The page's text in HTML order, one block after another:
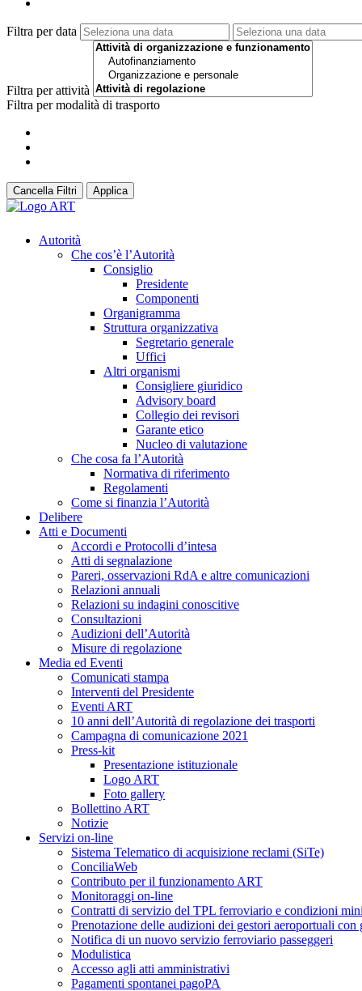
Filtra per data
Filtra per attività
Filtra per modalità di trasporto
Cancella Filtri Applica
Autorità
Che cos’è l’Autorità
Consiglio
Presidente
Componenti
Organigramma
Struttura organizzativa
Segretario generale
Uffici
Altri organismi
Consigliere giuridico
Advisory board
Collegio dei revisori
Garante etico
Nucleo di valutazione
Che cosa fa l’Autorità
Normativa di riferimento
Regolamenti
Come si finanzia l’Autorità
Delibere
Atti e Documenti
Accordi e Protocolli d’intesa
Atti di segnalazione
Pareri, osservazioni RdA e altre comunicazioni
Relazioni annuali
Relazioni su indagini conoscitive
Consultazioni
Audizioni dell’Autorità
Misure di regolazione
Media ed Eventi
Comunicati stampa
Interventi del Presidente
Eventi ART
10 anni dell’Autorità di regolazione dei trasporti
Campagna di comunicazione 2021
Press-kit
Presentazione istituzionale
Logo ART
Foto gallery
Bollettino ART
Notizie
Servizi on-line
Sistema Telematico di acquisizione reclami (SiTe)
ConciliaWeb
Contributo per il funzionamento ART
Monitoraggi on-line
Contratti di servizio del TPL ferroviario e condizioni
Prenotazione delle audizioni dei gestori aeroportuali con
Notifica di un nuovo servizio ferroviario passeggeri
Modulistica
Accesso agli atti amministrativi
Pagamenti spontanei pagoPA